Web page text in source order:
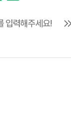
입력해주세요!